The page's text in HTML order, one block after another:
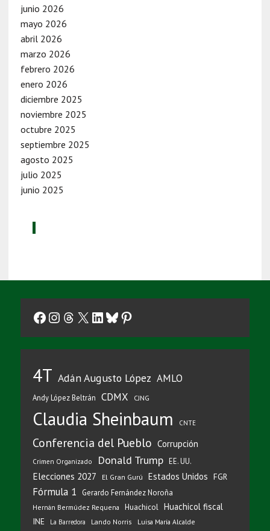
junio 2026
mayo 2026
abril 2026
marzo 2026
febrero 2026
enero 2026
diciembre 2025
noviembre 2025
octubre 2025
septiembre 2025
agosto 2025
julio 2025
junio 2025
Facebook
Instagram
Threads
X LinkedIn
Bluesky
Pinterest
4T Adán Augusto López AMLO
Andy López Beltrán CDMX CJNG
Claudia Sheinbaum CNTE
Conferencia del Pueblo Corrupción
Crimen Organizado Donald Trump EE. UU.
Elecciones 2027 El Gran Gurú Estados Unidos FGR
Fórmula 1 Gerardo Fernández Noroña
Hernán Bermúdez Requena Huachicol Huachicol fiscal
INE La Barredora Lando Norris Luisa María Alcalde